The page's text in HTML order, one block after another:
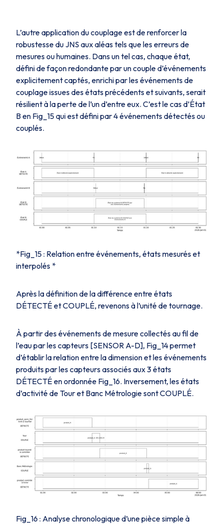
L’autre application du couplage est de renforcer la
robustesse du JNS aux aléas tels que les erreurs de
mesures ou humaines. Dans un tel cas, chaque état,
défini de façon redondante par un couple d’événements
explicitement captés, enrichi par les événements de
couplage issues des états précédents et suivants, serait
résilient à la perte de l’un d’entre eux. C’est le cas d’État
Ben Fig_15qui est défini par 4 événements détectés ou
couplés.
*Fig_15 : Relation entre événements, états mesurés et
interpolés *
Après la définition de la différence entre états
DÉTECTÉetCOUPLÉ, revenons à l’unité de tournage.
À partir des événements de mesure collectés au fil de
l’eau par les capteurs [SENSOR A-D], Fig_14permet
d’établir la relation entre la dimension et les événements
produits par les capteurs associés aux 3 états
DÉTECTÉen ordonnée Fig_16. Inversement, les états
d’activité de Touret Banc MétrologiesontCOUPLÉ.
Fig_16 : Analyse chronologique d’une pièce simple à